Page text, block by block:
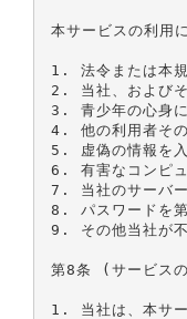
本サービスの利用
1. 法令または本規
2. 当社、およびそ
3. 青少年の心身に
4. 他の利用者その
5. 虚偽の情報を入
6. 有害なコンピュ
7. 当社のサーバー
8. パスワードを第
9. その他当社が不
第8条 (サービス
1. 当社は、本サー